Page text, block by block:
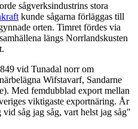
sågverksindustrins stora
kunde sågarna förläggas till
orten. Timret fördes via
längs Norrlandskusten
vid Tunadal norr om
Wifstavarf, Sandarne
Med femdubblad export mellan
viktigaste exportnäring. År
såg jag såg, vart helst jag såg"